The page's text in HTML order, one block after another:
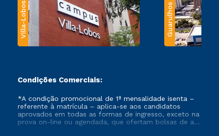
Villa-Lobos Guarulhos
Condições Comerciais:
*A condição promocional de 1ª mensalidade isenta –
referente à matrícula – aplica-se aos candidatos
aprovados em todas as formas de ingresso, exceto na
prova on-line ou agendada, que ofertam bolsas de até